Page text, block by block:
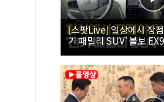
[스팟Live] 일상에서 장
기 패밀리 SUV' 볼보